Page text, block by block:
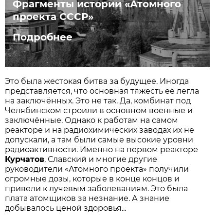
Фрагменты истории «Атомного
проекта СССР»
Подробнее
Это была жестокая битва за будущее. Иногда
представляется, что основная тяжесть её легла
на заключённых. Это не так. Да, комбинат под
Челябинском строили в основном военные и
заключённые. Однако к работам на самом
реакторе и на радиохимических заводах их не
допускали, а там были самые высокие уровни
радиоактивности. Именно на первом реакторе
Курчатов, Славский и многие другие
руководители «Атомного проекта» получили
огромные дозы, которые в конце концов и
привели к лучевым заболеваниям. Это была
плата атомщиков за незнание. А знание
добывалось ценой здоровья...